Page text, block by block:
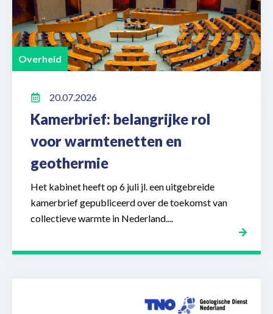
Overheid
20.07.2026
Kamerbrief: belangrijke rol
voor warmtenetten en
geothermie
Het kabinet heeft op 6 juli jl. een uitgebreide
kamerbrief gepubliceerd over de toekomst van
collectieve warmte in Nederland....